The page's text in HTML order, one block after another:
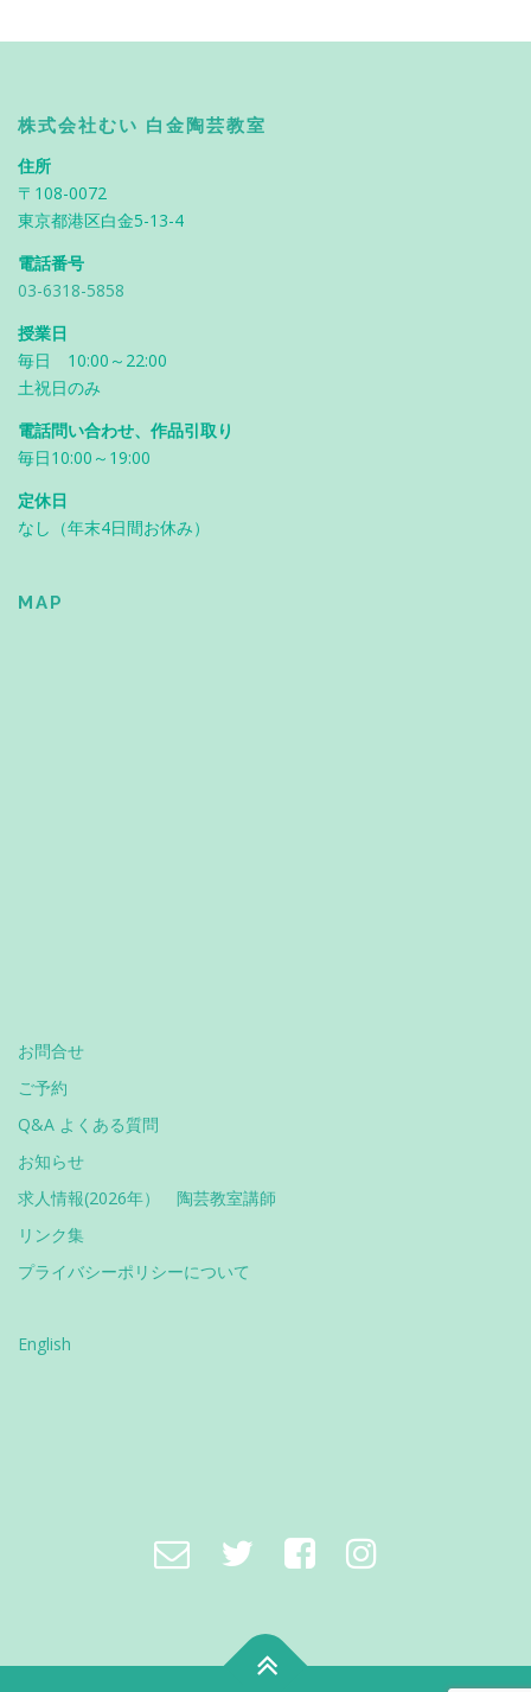
株式会社むい 白金陶芸教室
住所
〒108-0072
東京都港区白金5-13-4
電話番号
03-6318-5858
授業日
毎日 10:00～22:00
土祝日のみ
電話問い合わせ、作品引取り
毎日10:00～19:00
定休日
なし（年末4日間お休み）
MAP
お問合せ
ご予約
Q&A よくある質問
お知らせ
求人情報(2026年） 陶芸教室講師
リンク集
プライバシーポリシーについて
English